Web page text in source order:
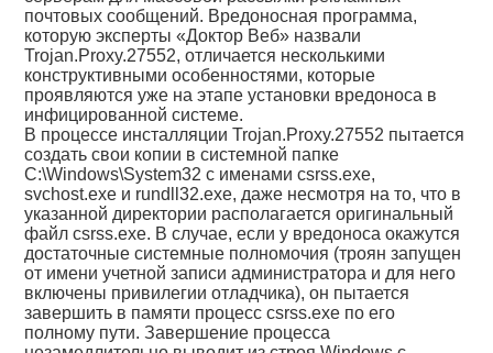
почтовых сообщений. Вредоносная программа,
которую эксперты «Доктор Веб» назвали
Trojan.Proxy.27552, отличается несколькими
конструктивными особенностями, которые
проявляются уже на этапе установки вредоноса в
инфицированной системе.
В процессе инсталляции Trojan.Proxy.27552 пытается
создать свои копии в системной папке
C:\Windows\System32 с именами сsrss.exe,
svchost.exe и rundll32.exe, даже несмотря на то, что в
указанной директории располагается оригинальный
файл сsrss.exe. В случае, если у вредоноса окажутся
достаточные системные полномочия (троян запущен
от имени учетной записи администратора и для него
включены привилегии отладчика), он пытается
завершить в памяти процесс сsrss.exe по его
полному пути. Завершение процесса